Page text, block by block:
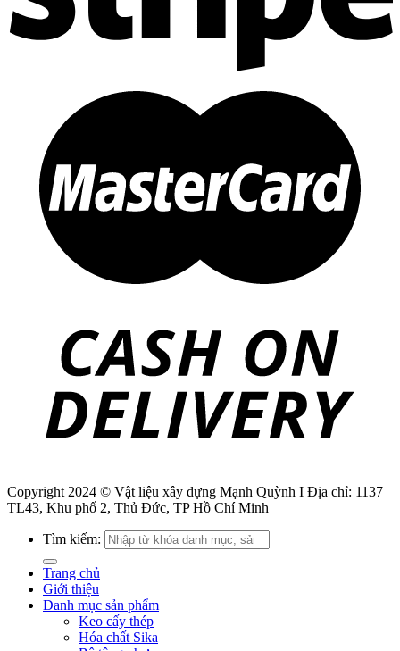
Copyright 2024 © Vật liệu xây dựng Mạnh Quỳnh I Địa chỉ: 1137
TL43, Khu phố 2, Thủ Đức, TP Hồ Chí Minh
Tìm kiếm:
Trang chủ
Giới thiệu
Danh mục sản phẩm
Keo cấy thép
Hóa chất Sika